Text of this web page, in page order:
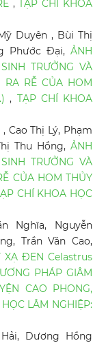
,
TẠP CHÍ KHOA
Duyên , Bùi Thị
Phước Đại,ẢNH
TRƯỞNG VÀ
RỄ CỦA HOM
, TẠP CHÍ KHOA
Cao Thị Lý, Phạm
Thu Hồng,ẢNH
TRƯỞNG VÀ
CỦA HOM THỦY
CHÍ KHOA HỌC
Nghĩa, Nguyễn
Trần Văn Cao,
XẠ ĐEN Celastrus
PHÁP GIÂM
CAO PHONG,
LÂM NGHIỆP:
Dương Hồng